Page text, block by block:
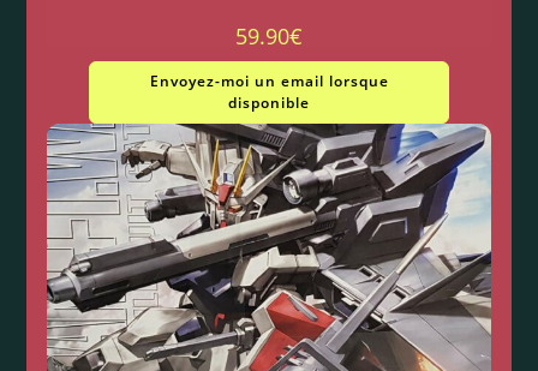
59.90€
Envoyez-moi un email lorsque
disponible